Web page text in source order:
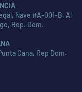
Nave #A-001-B, Al
Rep. Dom.
Cana, Rep Dom.